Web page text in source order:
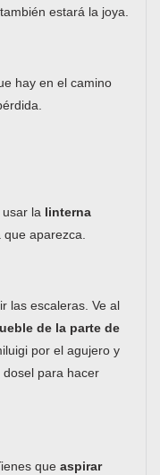
estará la joya.
hay en el camino
usar la linterna
que aparezca.
las escaleras. Ve al
de la parte de
por el agujero y
para hacer
que aspirar